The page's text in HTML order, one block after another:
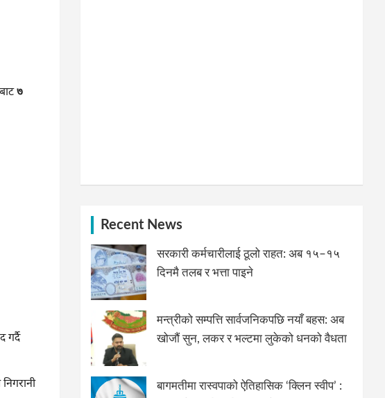
७
गर्दै
Recent News
सरकारी कर्मचारीलाई ठूलो राहत: अब १५–१५
दिनमै तलब र भत्ता पाइने
मन्त्रीको सम्पत्ति सार्वजनिकपछि नयाँ बहस: अब
खोजौं सुन, लकर र भल्टमा लुकेको धनको वैधता
बागमतीमा रास्वपाको ऐतिहासिक ‘क्लिन स्वीप’ :